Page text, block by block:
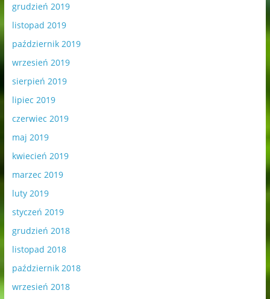
grudzień 2019
listopad 2019
październik 2019
wrzesień 2019
sierpień 2019
lipiec 2019
czerwiec 2019
maj 2019
kwiecień 2019
marzec 2019
luty 2019
styczeń 2019
grudzień 2018
listopad 2018
październik 2018
wrzesień 2018